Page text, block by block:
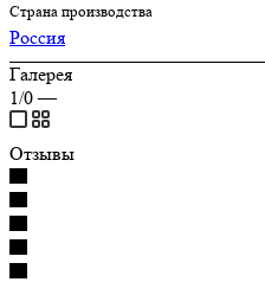
Страна производства
Россия
Галерея
1/0 —
Отзывы